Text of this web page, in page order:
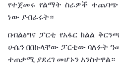
የተጀመሩ የልማት ስራዎች ተጨባጭ
ነው ያብራሩት።
በብልፅግና ፓርቲ የአፋር ክልል
ሁሴን በበኩላቸው ፓርቲው ባለፉት
ተጠቃሚ ያደረገ መሆኑን አንስተዋል።